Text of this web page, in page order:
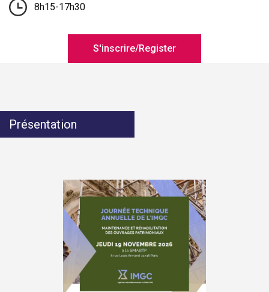
8h15-17h30
S'inscrire/Register
Présentation